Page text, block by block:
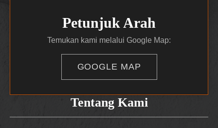
Tentang Kami
Petunjuk Arah
Temukan kami melalui Google Map:
GOOGLE MAP